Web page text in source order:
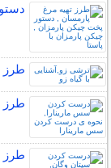
طرز
طرز
طرز